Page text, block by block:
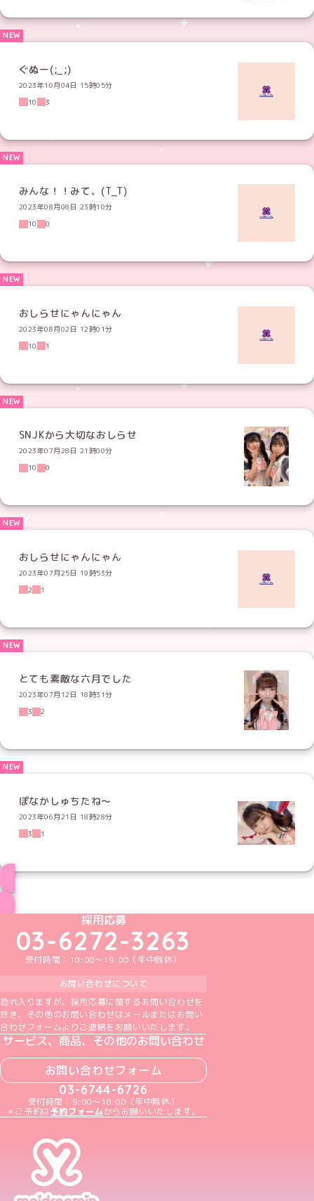
ぐぬー(;_;)
2023年10月04日 15時05分
10
3
みんな！！みて、(T_T)
2023年08月08日 23時10分
10
0
おしらせにゃんにゃん
2023年08月02日 12時01分
10
1
SNJKから大切なおしらせ
2023年07月28日 21時00分
10
0
おしらせにゃんにゃん
2023年07月25日 19時53分
2
1
とても素敵な六月でした
2023年07月12日 18時31分
3
2
ぽなかしゅちたね〜
2023年06月21日 18時28分
3
1
めいどりーみんTikTok公式アカウント
めいどりーみんX公式アカウント
めいどりーみんInstagram公式アカウント
めいどりーみんFacebook公式アカウン
めいどりーみんYouTube公式アカ
採用応募
03-6272-3263
受付時間：10:00～19:00（年中無休）
お問い合わせについて
恐れ入りますが、採用応募に関するお問い合わせを
除き、その他のお問い合わせはメールまたはお問い
合わせフォームよりご連絡をお願いいたします。
サービス、商品、その他のお問い合わせ
お問い合わせフォーム
03-6744-6726
受付時間：9:00～18:00（年中無休）
＊ご予約は予約フォームからお願いいたします。